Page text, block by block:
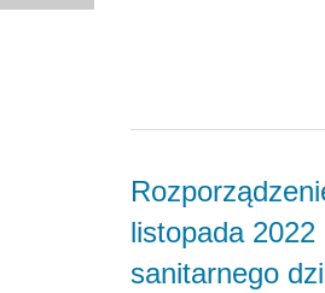
listopada 2022
sanitarnego